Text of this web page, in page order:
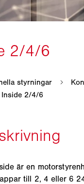
är en
till 2, 4 eller 6